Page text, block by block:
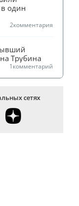
один
2комментария
Трубина
1комментарий
сетях